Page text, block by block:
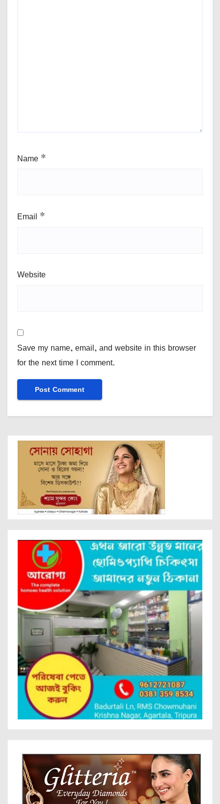
Name *
Email *
Website
Save my name, email, and website in this browser
for the next time I comment.